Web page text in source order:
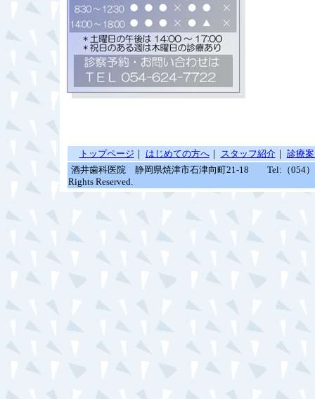
トップページ ｜ はじめての方へ｜ スタッフ紹介｜ 診療
酒井歯科医院 静岡県焼津市石津向町21-18 Tel:（054）
Rights Reserved.